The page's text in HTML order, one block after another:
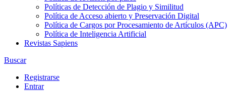
Políticas de Detección de Plagio y Similitud
Política de Acceso abierto y Preservación Digital
Política de Cargos por Procesamiento de Artículos (APC)
Política de Inteligencia Artificial
Revistas Sapiens
Buscar
Registrarse
Entrar